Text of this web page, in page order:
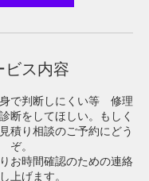
ビス内容
で判断しにくい等 修理
断をしてほしい。もしく
積り相談のご予約にどう
ぞ。
お時間確認のための連絡
上げます。